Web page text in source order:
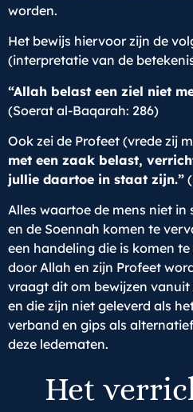
worden.
Het bewijs hiervoor zijn de
(interpretatie van de
“Allah belast een ziel niet
(Soerat al-Baqarah: 286)
Ook zei de Profeet (vrede zij
met een zaak belast,
jullie daartoe in staat zijn.”
Alles waartoe de mens niet in
en de Soennah komen te
een handeling die is komen
door Allah en zijn Profeet
vraagt dit om bewijzen vanuit
en die zijn niet geleverd als
verband en gips als
deze ledematen.
Het